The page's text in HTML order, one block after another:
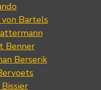
von Bartels
Benner
Berserik